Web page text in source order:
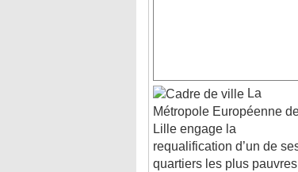
Métropole Européenne de
Lille engage la
requalification d’un de ses
quartiers les plus pauvres